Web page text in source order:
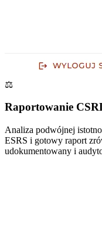
⚖️
Raportowanie
Analiza podwójnej
ESRS i gotowy raport
udokumentowany i